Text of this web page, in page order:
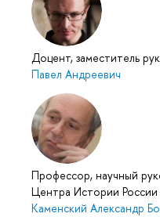
Доцент, заместитель
Павел Андреевич
Профессор, научный
Центра Истории
Каменский Александр